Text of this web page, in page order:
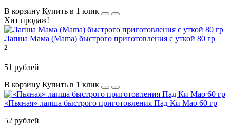
В корзину Купить в 1 клик
Хит продаж!
Лапша Мама (Mama) быстрого приготовления с уткой 80 гр
2
51 рублей
В корзину Купить в 1 клик
«Пьяная» лапша быстрого приготовления Пад Ки Мао 60 гр
52 рублей